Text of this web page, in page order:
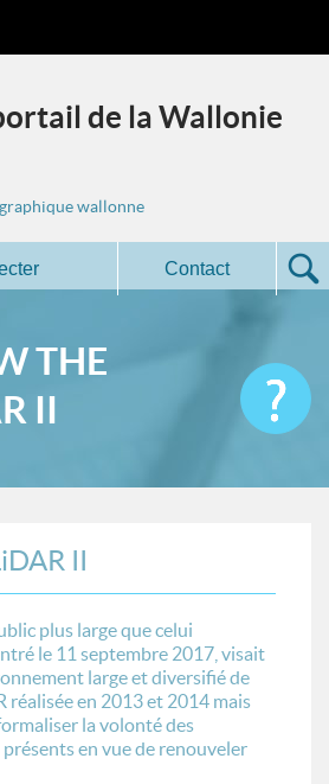
de la Wallonie
wallonne
Contact
THE
II
II
plus large que celui
le 11 septembre 2017, visait
large et diversifié de
réalisée en 2013 et 2014 mais
la volonté des
en vue de renouveler